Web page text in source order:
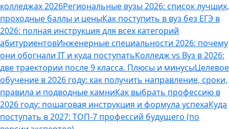
колледжах 2026Региональные вузы 2026: список лучших,
проходные баллы и ценыКак поступить в вуз без ЕГЭ в
2026: полная инструкция для всех категорий
абитуриентовИнженерные специальности 2026: почему
они обогнали IT и куда поступатьКолледж vs Вуз в 2026:
две траектории после 9 класса. Плюсы и минусыЦелевое
обучение в 2026 году: как получить направление, сроки,
правила и подводные камниКак выбрать профессию в
2026 году: пошаговая инструкция и формула успехаКуда
поступать в 2027: ТОП-7 профессий будущего (по